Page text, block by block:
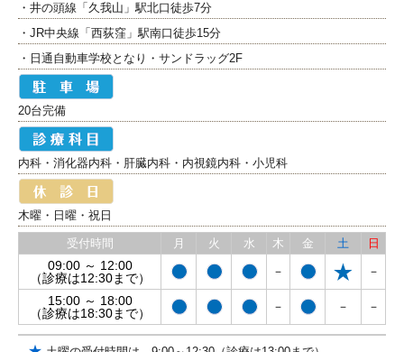
・井の頭線「久我山」駅北口徒歩7分
・JR中央線「西荻窪」駅南口徒歩15分
・日通自動車学校となり・サンドラッグ2F
20台完備
内科・消化器内科・肝臓内科・内視鏡内科・小児科
木曜・日曜・祝日
受付時間 月 火 水 木 金 土 日
09:00 ～ 12:00
（診療は12:30まで）
－ －
15:00 ～ 18:00
（診療は18:30まで）
－ － －